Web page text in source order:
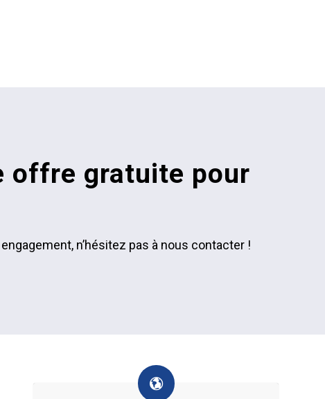
offre gratuite pour
n’hésitez pas à nous contacter !